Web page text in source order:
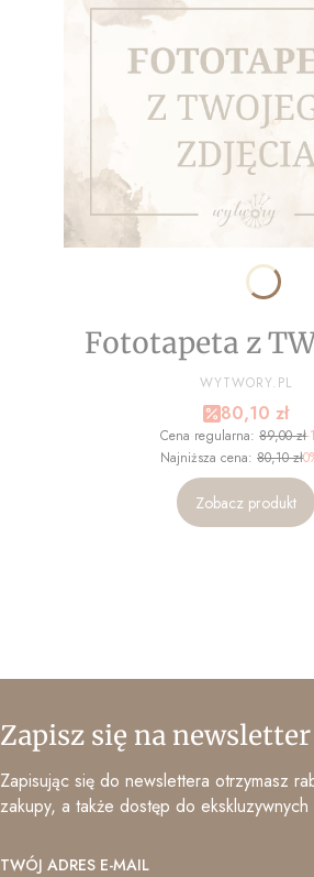
Fototapeta z
ZDJĘCIA - NA
PRODUCENT
WYTWORY.PL
Cena
80,10 zł
Cena regularna: 89,00 zł-
Najniższa cena: 80,10 zł
Zobacz produkt
Zapisz się na newsletter
Zapisując się do newslettera otrzymasz
zakupy, a także dostęp do
TWÓJ ADRES E-MAIL